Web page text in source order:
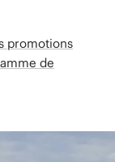
promotions
de